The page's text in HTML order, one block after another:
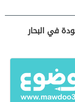
في البحار